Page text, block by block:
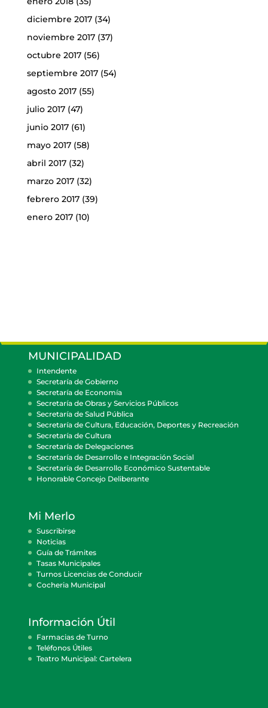
diciembre 2017(34)
noviembre 2017(37)
octubre 2017(56)
septiembre 2017(54)
agosto 2017(55)
julio 2017(47)
junio 2017(61)
mayo 2017(58)
abril 2017(32)
marzo 2017(32)
febrero 2017(39)
enero 2017(10)
MUNICIPALIDAD
Intendente
Secretaría de Gobierno
Secretaría de Economía
Secretaría de Obras y Servicios Públicos
Secretaría de Salud Pública
Secretaría de Cultura, Educación, Deportes y Recreación
Secretaría de Cultura
Secretaría de Delegaciones
Secretaría de Desarrollo e Integración Social
Secretaría de Desarrollo Económico Sustentable
Honorable Concejo Deliberante
Mi Merlo
Suscribirse
Noticias
Guía de Trámites
Tasas Municipales
Turnos Licencias de Conducir
Cocheria Municipal
Información Útil
Farmacias de Turno
Teléfonos Útiles
Teatro Municipal: Cartelera